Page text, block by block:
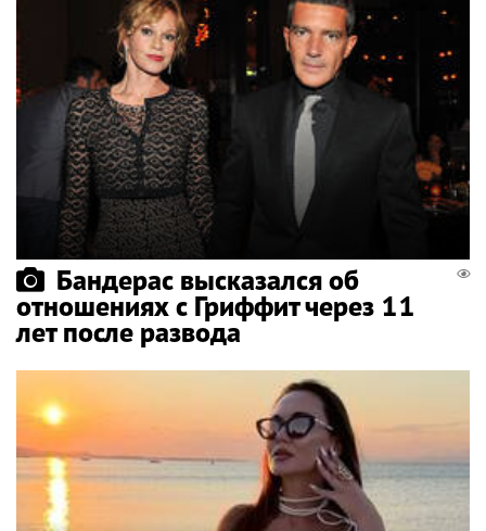
Бандерас высказался об
отношениях с Гриффит через 11
лет после развода